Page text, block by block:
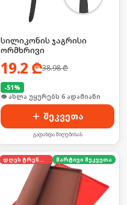
სილიკონის ჯაგრისი
ორმხრივი
19.2 ₾38.98₾
-51%
🛒 ბოლო 24სთ-ში იყიდა 6-მა
შეკვეთა
გადახდა მიღებისას
დღეს ტრენდში მარტივი შეკვეთა